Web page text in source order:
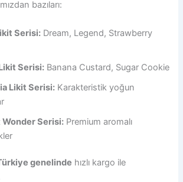
bazıları:
Serisi: Dream, Legend, Strawberry
Serisi: Banana Custard, Sugar Cookie
Likit Serisi: Karakteristik yoğun
Wonder Serisi: Premium aromalı
genelinde hızlı kargo ile